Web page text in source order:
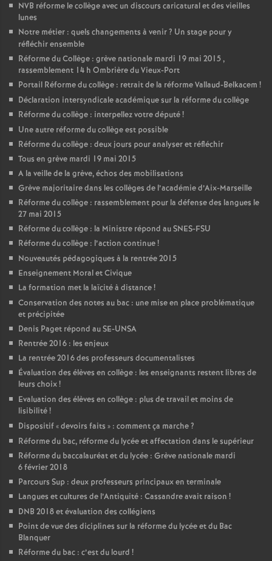
NVB réforme le collège avec un discours caricatural et des vieilles
lunes
Notre métier : quels changements à venir? Un stage pour y
réfléchir ensemble
Réforme du Collège : grève nationale mardi 19 mai 2015 ,
rassemblement 14 h Ombrière du Vieux-Port
Portail Réforme du collège : retrait de la réforme Vallaud-Belkacem !
Déclaration intersyndicale académique sur la réforme du collège
Réforme du collège : interpellez votre député!
Une autre réforme du collège est possible
Réforme du collège : deux jours pour analyser et réfléchir
Tous en grève mardi 19 mai 2015
A la veille de la grève, échos des mobilisations
Grève majoritaire dans les collèges de l’académie d’Aix-Marseille
Réforme du collège : rassemblement pour la défense des langues le
27 mai 2015
Réforme du collège : la Ministre répond au SNES-FSU
Réforme du collège : l’action continue!
Nouveautés pédagogiques à la rentrée 2015
Enseignement Moral et Civique
La formation met la laïcité à distance!
Conservation des notes au bac : une mise en place problématique
et précipitée
Denis Paget répond au SE-UNSA
Rentrée 2016 : les enjeux
La rentrée 2016 des professeurs documentalistes
Évaluation des élèves en collège : les enseignants restent libres de
leurs choix!
Evaluation des élèves en collège : plus de travail et moins de
lisibilité!
Dispositif «devoirs faits » : comment ça marche?
Réforme du bac, réforme du lycée et affectation dans le supérieur
Réforme du baccalauréat et du lycée : Grève nationale mardi
6 février 2018
Parcours Sup : deux professeurs principaux en terminale
Langues et cultures de l’Antiquité : Cassandre avait raison !
DNB 2018 et évaluation des collégiens
Point de vue des diciplines sur la réforme du lycée et du Bac
Blanquer
Réforme du bac : c’est du lourd !